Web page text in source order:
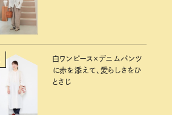
白ワンピース×デニムパンツ
に赤を添えて、愛らしさをひ
とさじ
白ワンピース×デニムパンツ
に赤を添えて、愛らしさをひ
とさじ